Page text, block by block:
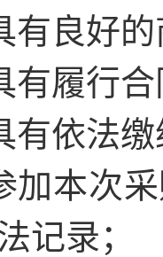
有良好
有履行
有依法
加本次
记录；